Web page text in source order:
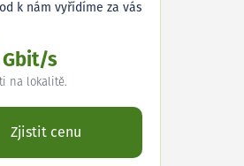
k nám vyřídíme za vás
Gbit/s
na lokalitě.
Zjistit cenu